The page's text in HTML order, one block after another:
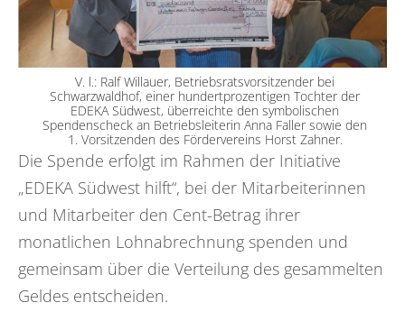
V. l.: Ralf Willauer, Betriebsratsvorsitzender bei
Schwarzwaldhof, einer hundertprozentigen Tochter der
EDEKA Südwest, überreichte den symbolischen
Spendenscheck an Betriebsleiterin Anna Faller sowie den
1. Vorsitzenden des Fördervereins Horst Zahner.
Die Spende erfolgt im Rahmen der Initiative
„EDEKA Südwest hilft“, bei der Mitarbeiterinnen
und Mitarbeiter den Cent-Betrag ihrer
monatlichen Lohnabrechnung spenden und
gemeinsam über die Verteilung des gesammelten
Geldes entscheiden.